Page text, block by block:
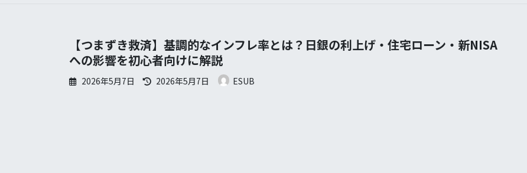
【つまずき救済】基調的なインフレ率とは？日銀の利上げ・住宅ローン・新NISA
への影響を初心者向けに解説
2026年5月7日
最
2026年5月7日 ESUB